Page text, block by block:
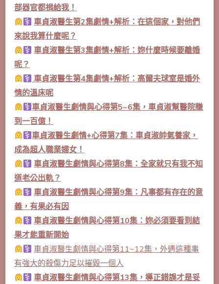
部器官都捐給我！
車貞淑醫生第2集劇情+解析：在這個家，對他們
來說我算什麼呢？
車貞淑醫生第3集劇情+解析：妳什麼時候要離婚
呢？
車貞淑醫生第4集劇情+解析：高爾夫球室是婚外
情的溫床呢
車貞淑醫生劇情與心得第5~6集，車貞淑幫醫院賺
到一百億！
車貞淑醫生劇情+心得第7集：車貞淑帥氣養家，
成為超人職業婦女！
車貞淑醫生劇情與心得第8集：全家就只有我不知
道老公出軌？
車貞淑醫生劇情與心得第9集：凡事都有存在的意
義，有果必有因
車貞淑醫生劇情與心得第10集：妳必須要看到結
果才能重新開始
車貞淑醫生劇情與心得第11~12集，外遇這種事
有強大的殺傷力足以摧毀一個人
車貞淑醫生劇情與心得第13集，導正錯誤才是妥